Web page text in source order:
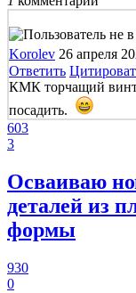
Korolev 26 апреля
Ответить
КМК торчащий винт
посадить.
603
3
Осваиваю
деталей из
формы
930
0